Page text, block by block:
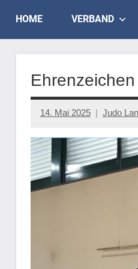
content
Judo
Salzburg
HOME VERBAND
14. Mai 2025 Judo